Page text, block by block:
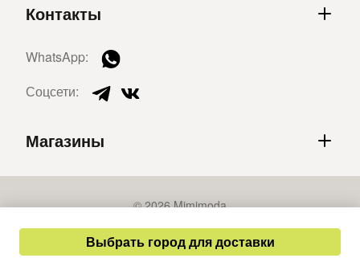
Выбрать город для доставки
Контакты
WhatsApp:
Соцсети:
Магазины
© 2026 Mimimoda
Политика конфиденциальности